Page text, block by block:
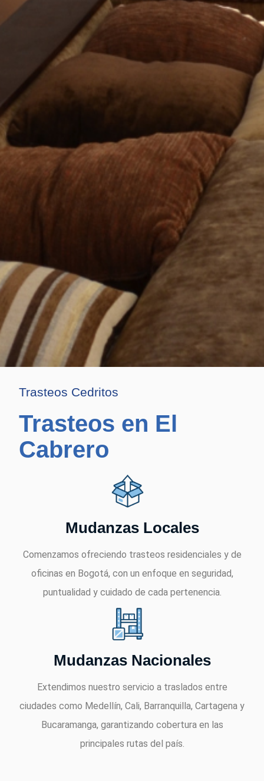
Trasteos Cedritos
Trasteos en El
Cabrero
Mudanzas Locales
Comenzamos ofreciendo trasteos residenciales y de
oficinas en Bogotá, con un enfoque en seguridad,
puntualidad y cuidado de cada pertenencia.
Mudanzas Nacionales
Extendimos nuestro servicio a traslados entre
ciudades como Medellín, Cali, Barranquilla, Cartagena y
Bucaramanga, garantizando cobertura en las
principales rutas del país.